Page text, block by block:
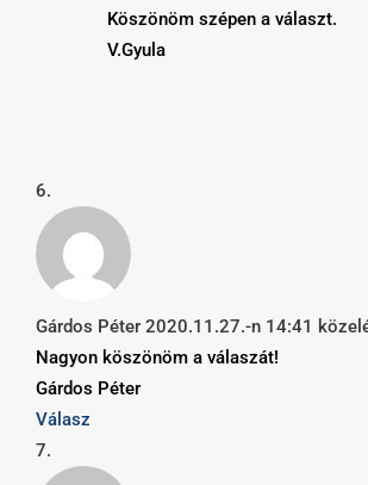
Köszönöm szépen a választ.
V.Gyula
Gárdos Péter 2020.11.27.-n 14:41
Nagyon köszönöm a válaszát!
Gárdos Péter
Válasz